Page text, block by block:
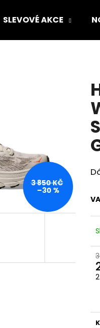
SLEVOVÉ AKCE
3 850 KČ
–30 %